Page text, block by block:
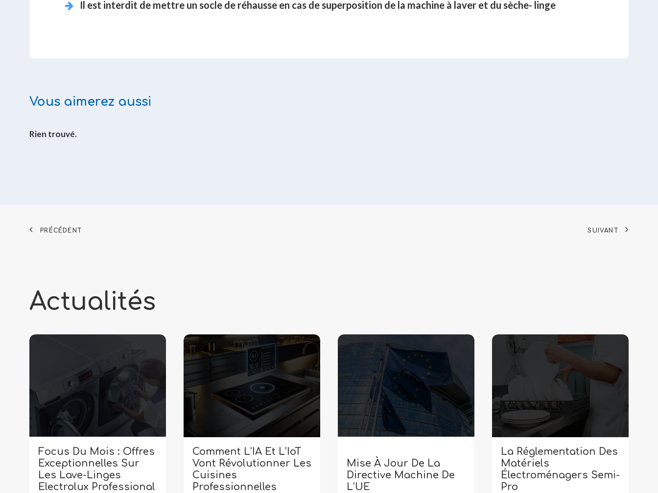
Il est interdit de mettre un socle de réhausse en cas de superposition de la machine à laver et du sèche- linge
Vous aimerez aussi
Rien trouvé.
PRÉCÉDENT SUIVANT
Actualités
Focus Du Mois : Offres
Exceptionnelles Sur
Les Lave-Linges
Electrolux Professional
Comment L’IA Et L’IoT
Vont Révolutionner Les
Cuisines
Professionnelles
Mise À Jour De La
Directive Machine De
L’UE
La Réglementation Des
Matériels
Électroménagers Semi-
Pro